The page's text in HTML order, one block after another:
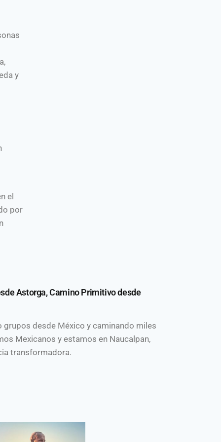
y
el
por
Astorga, Camino Primitivo desde
grupos desde México y caminando miles
Mexicanos y estamos en Naucalpan,
transformadora.